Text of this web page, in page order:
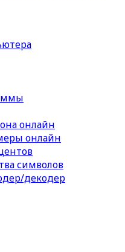
онлайн
онлайн
символов
декодер